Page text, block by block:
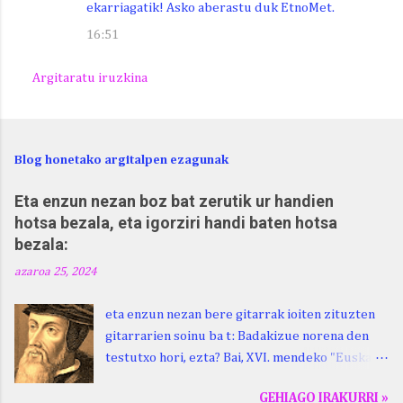
ekarriagatik! Asko aberastu duk EtnoMet.
16:51
Argitaratu iruzkina
Blog honetako argitalpen ezagunak
Eta enzun nezan boz bat zerutik ur handien
hotsa bezala, eta igorziri handi baten hotsa
bezala:
azaroa 25, 2024
eta enzun nezan bere gitarrak ioiten zituzten
gitarrarien soinu ba t: Badakizue norena den
testutxo hori, ezta? Bai, XVI. mendeko "Euskara
justuri...) hitza berari ikasi genion aspaldixe.
GEHIAGO IRAKURRI »